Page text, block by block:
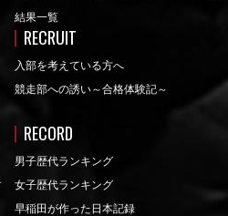
結果一覧
RECRUIT
入部を考えている方へ
競走部への誘い～合格体験記～
RECORD
男子歴代ランキング
女子歴代ランキング
早稲田が作った日本記録